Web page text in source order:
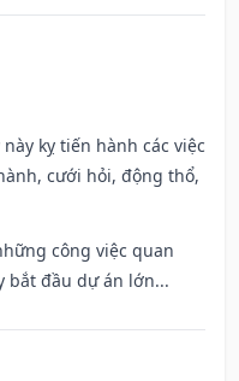
kỵ tiến hành các việc
cưới hỏi, động thổ,
công việc quan
bắt đầu dự án lớn...